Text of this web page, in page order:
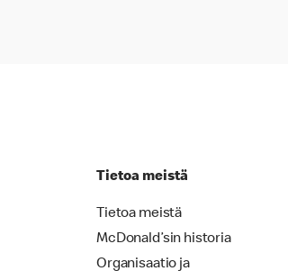
Tietoa meistä
Tietoa meistä
McDonald’sin historia
Organisaatio ja